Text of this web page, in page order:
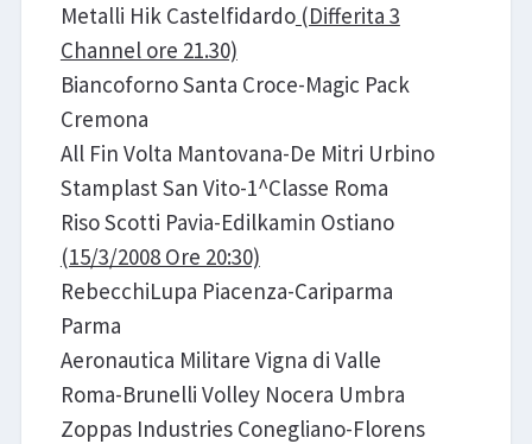
Metalli Hik Castelfidardo(Differita 3
Channel ore 21.30)
Biancoforno Santa Croce-Magic Pack
Cremona
All Fin Volta Mantovana-De Mitri Urbino
Stamplast San Vito-1^Classe Roma
Riso Scotti Pavia-Edilkamin Ostiano
(15/3/2008 Ore 20:30)
RebecchiLupa Piacenza-Cariparma
Parma
Aeronautica Militare Vigna di Valle
Roma-Brunelli Volley Nocera Umbra
Zoppas Industries Conegliano-Florens